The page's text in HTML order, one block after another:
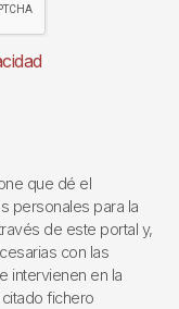
que dé el
personales para la
de este portal y,
con las
intervienen en la
fichero